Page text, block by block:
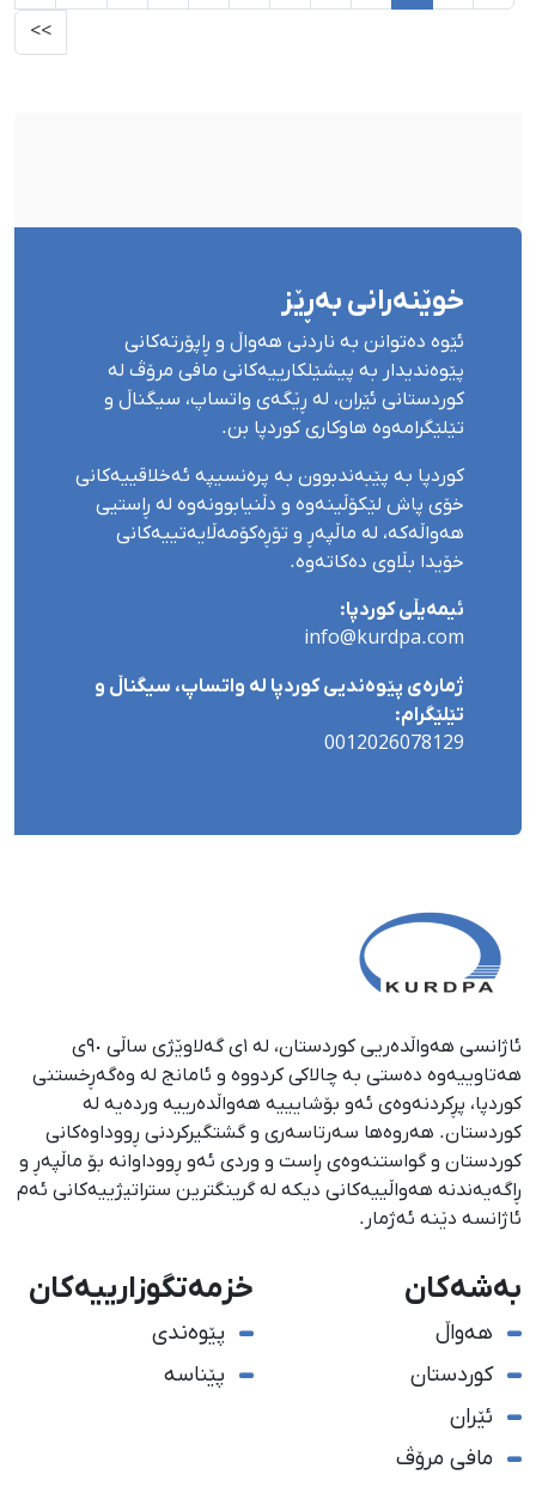
>>
خوێنەرانی بەڕێز
ئێوە دەتوانن بە ناردنی هەواڵ و ڕاپۆرتەکانی
پێوەندیدار بە پیشێلکارییەکانی مافی مرۆڤ لە
کوردستانی ئێران، لە ڕێگەی واتساپ، سیگناڵ و
تێلێگرامەوە هاوکاری کوردپا بن.
کوردپا بە پێبەندبوون بە پرەنسیپە ئەخلاقییەکانی
خۆی پاش لێکۆڵینەوە و دڵنیابوونەوە لە ڕاستیی
هەواڵەکە، لە ماڵپەڕ و تۆڕەکۆمەڵایەتییەکانی
خۆیدا بڵاوی دەکاتەوە.
ئیمەیڵی کوردپا:
info@kurdpa.com
ژمارەی پێوەندیی کوردپا لە واتساپ، سیگناڵ و
تێلێگرام:
0012026078129
ئاژانسی هەواڵدەریی کوردستان، لە ١ی گەلاوێژی ساڵی ٩٠ی
هەتاوییەوە دەستی بە چالاکی کردووە و ئامانج لە وەگەڕخستنی
كوردپا، پڕكردنەوەی ئەو بۆشایییە هەواڵدەرییە وردەیە لە
كوردستان. هەروەها سەرتاسەری و گشتگیركردنی ڕووداوەكانی
كوردستان و گواستنەوەی ڕاست و وردی ئەو ڕووداوانە بۆ ماڵپەڕ و
ڕاگەیەندنە هەواڵییەكانی دیكە لە گرینگترین ستراتیژییەكانی ئەم
ئاژانسە دێنە ئەژمار.
بەشەکان
هەواڵ
کوردستان
ئێران
مافی مرۆڤ
خزمەتگوزارییەکان
پێوەندی
پێناسە